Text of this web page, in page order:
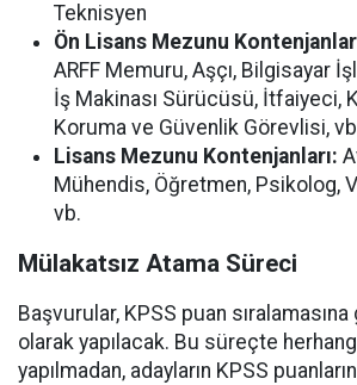
Teknisyen
Ön Lisans Mezunu
ARFF Memuru, Aşçı, Bilgisayar
İş Makinası Sürücüsü, İtfaiyeci,
Koruma ve Güvenlik Görevlisi,
Lisans Mezunu Kontenjanları:
Mühendis, Öğretmen, Psikolog,
vb.
Mülakatsız Atama Süreci
Başvurular, KPSS puan
olarak yapılacak. Bu süreçte
yapılmadan, adayların KPSS